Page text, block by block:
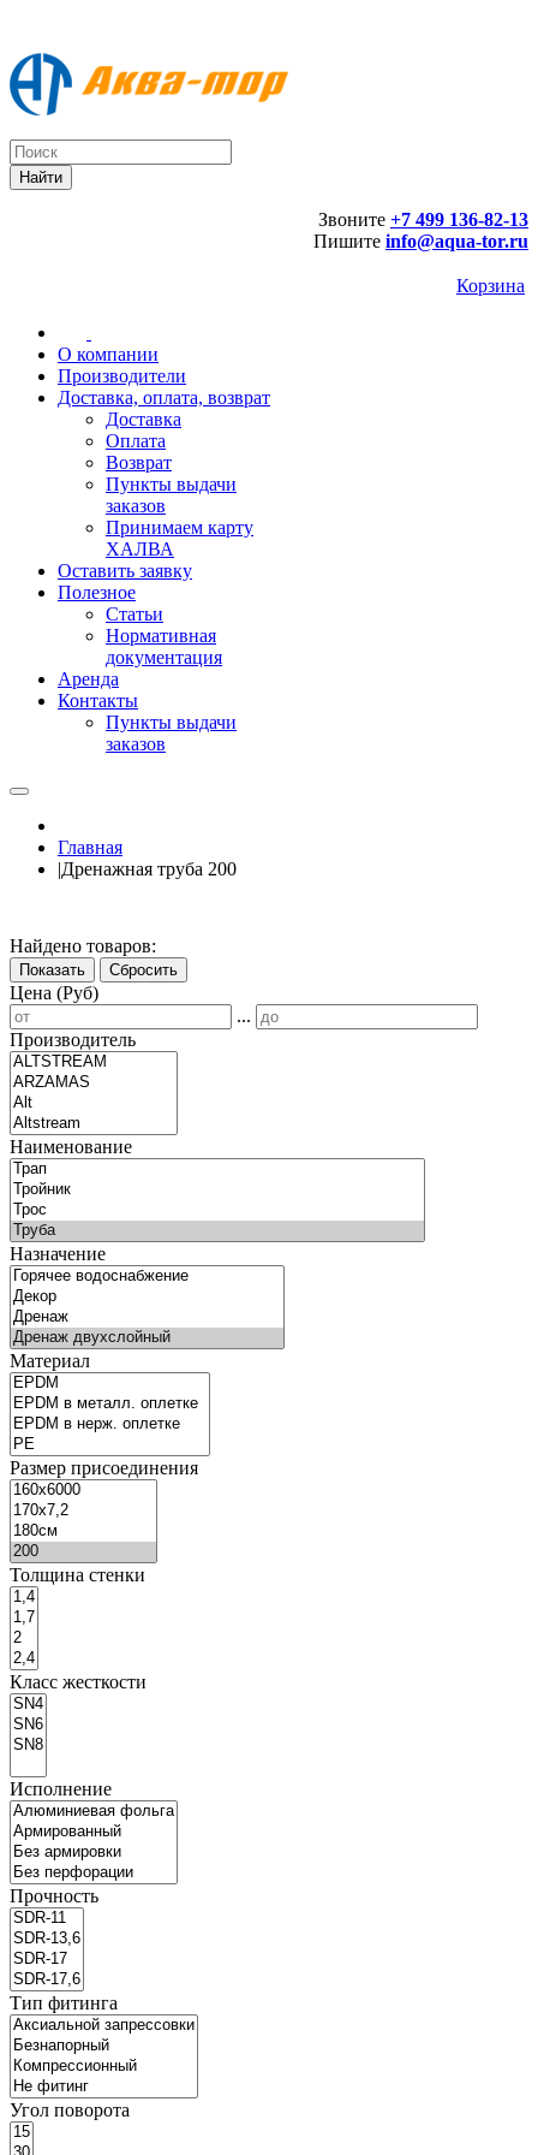
Звоните +7 499 136-82-13
Пишите info@aqua-tor.ru
Корзина
О компании
Производители
Доставка, оплата, возврат
Доставка
Оплата
Возврат
Пункты выдачи
заказов
Принимаем карту
ХАЛВА
Оставить заявку
Полезное
Статьи
Нормативная
документация
Аренда
Контакты
Пункты выдачи
заказов
Главная
|Дренажная труба 200
Найдено товаров:
Показать Сбросить
Цена (Руб)
...
Производитель
Наименование
Назначение
Материал
Размер присоединения
Толщина стенки
Класс жесткости
Исполнение
Прочность
Тип фитинга
Угол поворота